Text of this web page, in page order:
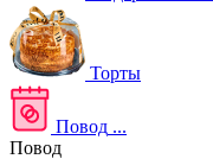
Торты
Повод ...
Повод